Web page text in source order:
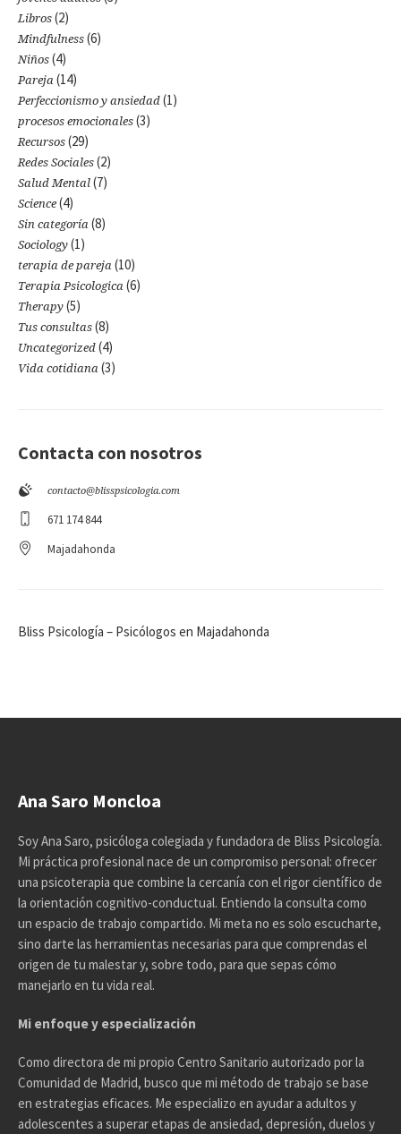
Libros (2)
Mindfulness (6)
Niños (4)
Pareja (14)
Perfeccionismo y ansiedad (1)
procesos emocionales (3)
Recursos (29)
Redes Sociales (2)
Salud Mental (7)
Science (4)
Sin categoría (8)
Sociology (1)
terapia de pareja (10)
Terapia Psicologica (6)
Therapy (5)
Tus consultas (8)
Uncategorized (4)
Vida cotidiana (3)
Contacta con nosotros
contacto@blisspsicologia.com
671 174 844
Majadahonda
Bliss Psicología – Psicólogos en Majadahonda
Ana Saro Moncloa
Soy Ana Saro, psicóloga colegiada y fundadora de Bliss Psicología.
Mi práctica profesional nace de un compromiso personal: ofrecer
una psicoterapia que combine la cercanía con el rigor científico de
la orientación cognitivo-conductual. Entiendo la consulta como
un espacio de trabajo compartido. Mi meta no es solo escucharte,
sino darte las herramientas necesarias para que comprendas el
origen de tu malestar y, sobre todo, para que sepas cómo
manejarlo en tu vida real.
Mi enfoque y especialización
Como directora de mi propio Centro Sanitario autorizado por la
Comunidad de Madrid, busco que mi método de trabajo se base
en estrategias eficaces. Me especializo en ayudar a adultos y
adolescentes a superar etapas de ansiedad, depresión, duelos y